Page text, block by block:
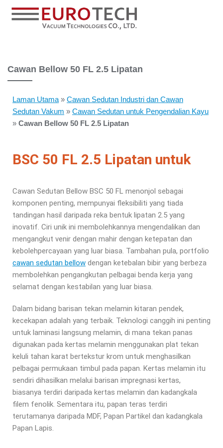
Cawan Bellow 50 FL 2.5 Lipatan
Laman Utama » Cawan Sedutan Industri dan Cawan
Sedutan Vakum » Cawan Sedutan untuk Pengendalian Kayu
» Cawan Bellow 50 FL 2.5 Lipatan
BSC 50 FL 2.5 Lipatan untuk
Cawan Sedutan Bellow BSC 50 FL menonjol sebagai
komponen penting, mempunyai fleksibiliti yang tiada
tandingan hasil daripada reka bentuk lipatan 2.5 yang
inovatif. Ciri unik ini membolehkannya mengendalikan dan
mengangkut venir dengan mahir dengan ketepatan dan
kebolehpercayaan yang luar biasa. Tambahan pula, portfolio
cawan sedutan bellow dengan ketebalan bibir yang berbeza
membolehkan pengangkutan pelbagai benda kerja yang
selamat dengan kestabilan yang luar biasa.
Dalam bidang barisan tekan melamin kitaran pendek,
kecekapan adalah yang terbaik. Teknologi canggih ini penting
untuk laminasi langsung melamin, di mana tekan panas
digunakan pada kertas melamin menggunakan plat tekan
keluli tahan karat bertekstur krom untuk menghasilkan
pelbagai permukaan timbul pada papan. Kertas melamin itu
sendiri dihasilkan melalui barisan impregnasi kertas,
biasanya terdiri daripada kertas melamin dan kadangkala
filem fenolik. Sementara itu, papan teras terdiri
terutamanya daripada MDF, Papan Partikel dan kadangkala
Papan Lapis.